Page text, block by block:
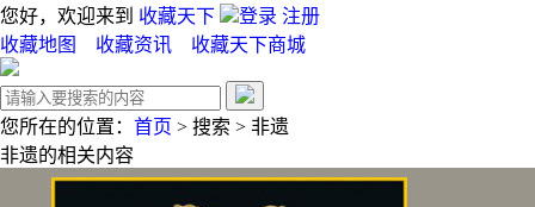
您好，欢迎来到 收藏天下 登录 注册
收藏地图
收藏资讯 收藏天下商城
您所在的位置： 首页 > 搜索 > 非遗
非遗的相关内容